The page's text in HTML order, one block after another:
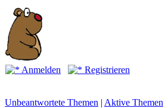
Anmelden
Registrieren
Unbeantwortete Themen | Aktive Themen